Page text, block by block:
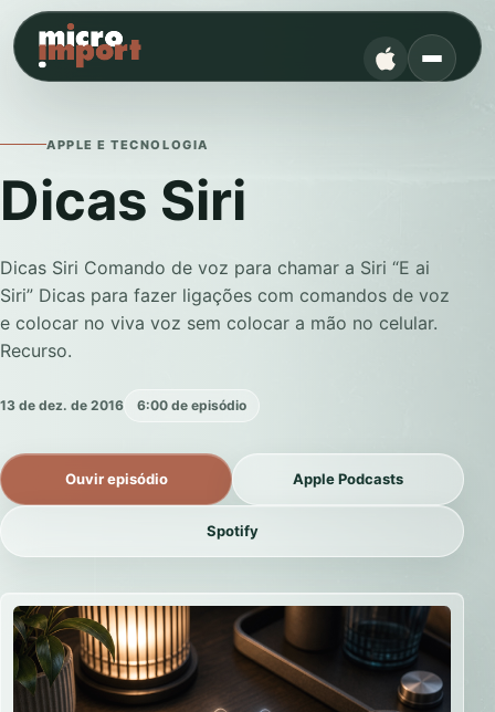
APPLE E TECNOLOGIA
Dicas Siri
Dicas Siri Comando de voz para chamar a Siri “E ai
Siri” Dicas para fazer ligações com comandos de voz
e colocar no viva voz sem colocar a mão no celular.
Recurso.
13 de dez. de 2016 6:00 de episódio
Ouvir episódio Apple Podcasts
Spotify